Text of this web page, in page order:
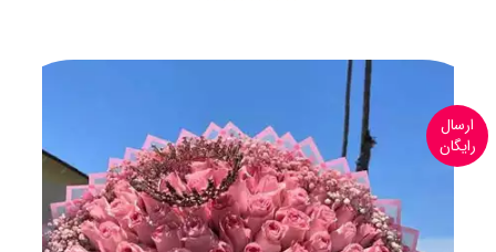
ارسال
رایگان